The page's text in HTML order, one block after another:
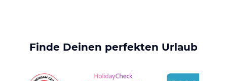
Finde Deinen perfekten Urlaub